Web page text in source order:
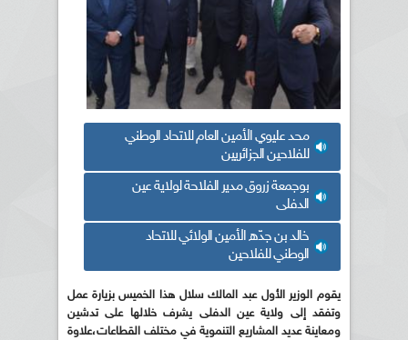
محد عليوي الأمين العام للاتحاد الوطني
للفلاحين الجزائريين
بوجمعة زروق مدير الفلاحة لولاية عين
الدفلى
خالد بن جدّه الأمين الولائي للاتحاد
الوطني للفلاحين
يقوم الوزير الأول عبد المالك سلال هذا الخميس بزيارة عمل
وتفقد إلى ولاية عين الدفلى يشرف خلالها على تدشين
ومعاينة عديد المشاريع التنموية في مختلف القطاعات،علاوة